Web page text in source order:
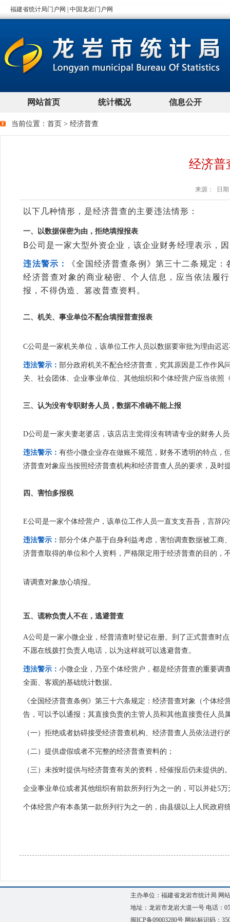
当前位置： 首页 > 经济普查
经济普
来源： 日期
以下几种情形，是经济普查的主要违法情形：
一、以数据保密为由，拒绝填报报表
B公司是一家大型外资企业，该企业财务经理表示，
违法警示：
《全国经济普查条例》第三十二条规定
经济普查对象的商业秘密、个人信息，应当依法履
报，不得伪造、篡改普查资料。
二、机关、事业单位不配合填报普查报表
C公司是一家机关单位，该单位工作人员以数据要审批为理由迟
违法警示：部分政府机关不配合经济普查，究其原因是工作作风
关、社会团体、企业事业单位、其他组织和个体经营户应当依
三、认为没有专职财务人员，数据不准确不能上报
D公司是一家夫妻老婆店，该店店主觉得没有聘请专业的财务人
违法警示：有些小微企业存在做账不规范，财务不透明的特点，
济普查对象应当按照经济普查机构和经济普查人员的要求，及时
四、害怕多报税
E公司是一家个体经营户，该单位工作人员一直支支吾吾，言辞
违法警示：部分个体户基于自身利益考虑，害怕调查数据被工商
济普查取得的单位和个人资料，严格限定用于经济普查的目的，
请调查对象放心填报。
五、谎称负责人不在，逃避普查
A公司是一家小微企业，经普清查时登记在册。到了正式普查时
不愿在线拨打负责人电话，以为这样就可以逃避普查。
违法警示：小微企业，乃至个体经营户，都是经济普查的重要调
全面、客观的基础统计数据。
《全国经济普查条例》第三十六条规定：经济普查对象（个体
告，可以予以通报；其直接负责的主管人员和其他直接责任人员
（一）拒绝或者妨碍接受经济普查机构、经济普查人员依法进行
（二）提供虚假或者不完整的经济普查资料的；
（三）未按时提供与经济普查有关的资料，经催报后仍未提供的
企业事业单位或者其他组织有前款所列行为之一的，可以并处5
个体经营户有本条第一款所列行为之一的，由县级以上人民政